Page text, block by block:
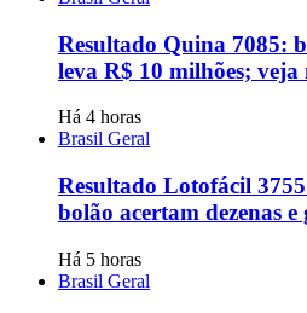
Resultado Quina 7085:
leva R$ 10 milhões; veja
Há 4 horas
Brasil Geral
Resultado Lotofácil
bolão acertam dezenas
Há 5 horas
Brasil Geral